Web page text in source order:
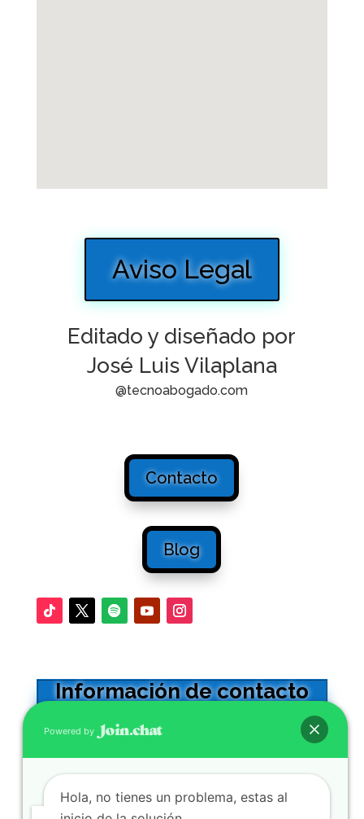
Aviso Legal
Editado y diseñado por
José Luis Vilaplana
@tecnoabogado.com
Contacto
Blog
Información de contacto
Calle Adriano 32 -5º. CP41001
0034 954564602
Se atienden WhatsApp y llamadas
Powered by
Hola, no tienes un problema, estas al